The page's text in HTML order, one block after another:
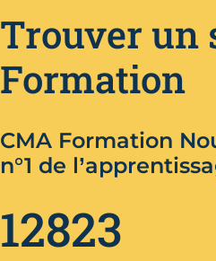
Trouver un
Formation
CMA Formation
n°1 de
12823